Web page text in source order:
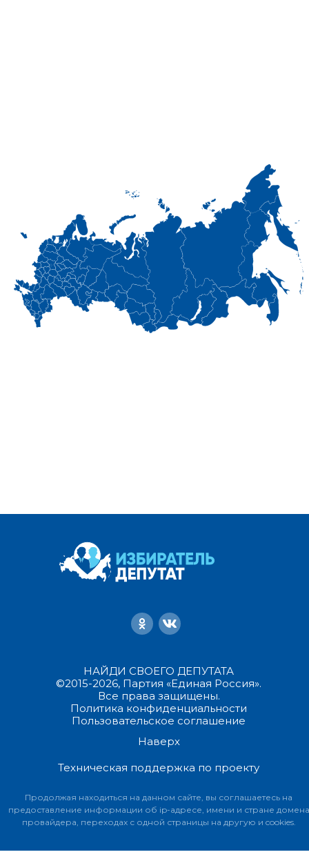
НАЙДИ СВОЕГО ДЕПУТАТА
©2015-2026, Партия «Единая Россия».
Все права защищены.
Политика конфиденциальности
Пользовательское соглашение
Наверх
Техническая поддержка по проекту
Продолжая находиться на данном сайте, вы соглашаетесь на
предоставление информации об ip-адресе, имени и стране домена
провайдера, переходах с одной страницы на другую и cookies.